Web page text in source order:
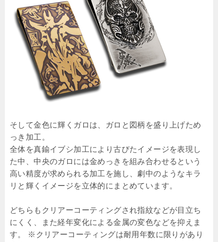
そして金色に輝くガロは、ガロと図柄を盛り上げため
っき加工。
全体を真鍮イブシ加工により古びたイメージを表現し
た中、中央のガロには金めっきを組み合わせるという
高い精度が求められる加工を施し、劇中のようなキラ
リと輝くイメージを立体的にまとめています。
どちらもクリアーコーティングされ指紋などが目立ち
にくく、また経年変化による金属の変色などを抑えま
す。 ※クリアーコーティングは耐用年数に限りがあり